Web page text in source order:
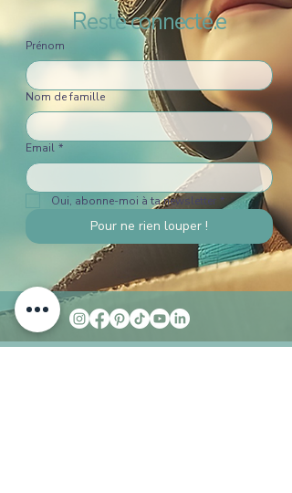
Reste connecté.e
Prénom
Nom de famille
Email *
Oui, abonne-moi à ta newsletter *
Pour ne rien louper !